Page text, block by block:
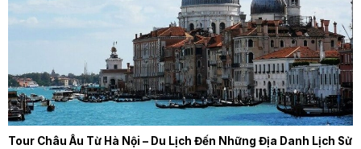
Tour Châu Âu Từ Hà Nội – Du Lịch Đến Những Địa Danh Lịch Sử